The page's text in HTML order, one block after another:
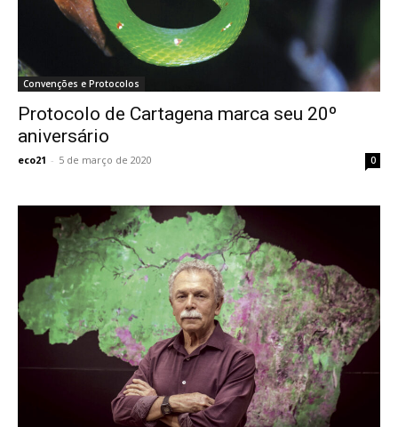
Convenções e Protocolos
Protocolo de Cartagena marca seu 20º
aniversário
eco21 - 5 de março de 2020 0